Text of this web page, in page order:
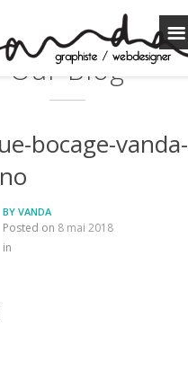
Our Blog
bocage-vanda-
BY VANDA
Posted on 8 mai 2018
in